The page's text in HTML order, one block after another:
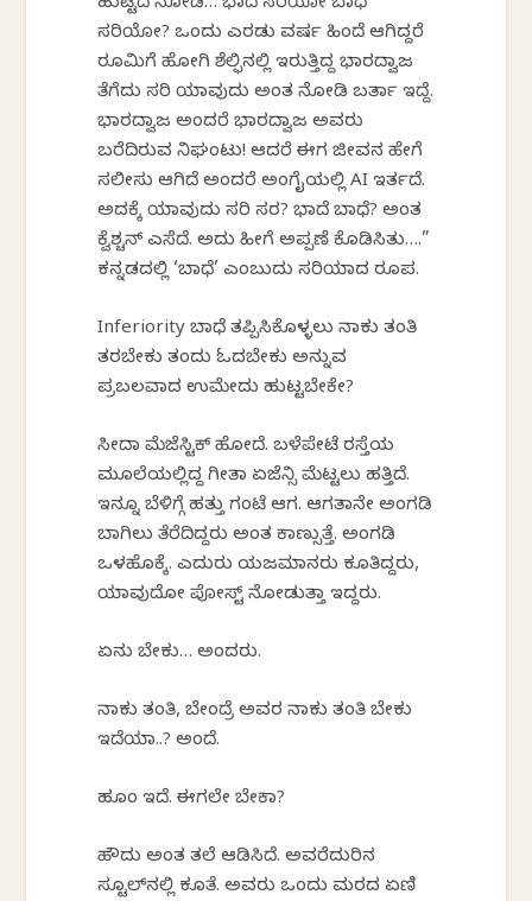
ಸರಿಯೋ? ಒಂದು ಎರಡು ವರ್ಷ ಹಿಂದೆ ಆಗಿದ್ದರೆ
ರೂಮಿಗೆ ಹೋಗಿ ಶೆಲ್ಫಿನಲ್ಲಿ ಇರುತ್ತಿದ್ದ ಭಾರದ್ವಾಜ
ತೆಗೆದು ಸರಿ ಯಾವುದು ಅಂತ ನೋಡಿ ಬರ್ತಾ ಇದ್ದೆ.
ಭಾರದ್ವಾಜ ಅಂದರೆ ಭಾರದ್ವಾಜ ಅವರು
ಬರೆದಿರುವ ನಿಘಂಟು! ಆದರೆ ಈಗ ಜೀವನ ಹೇಗೆ
ಸಲೀಸು ಆಗಿದೆ ಅಂದರೆ ಅಂಗೈಯಲ್ಲಿ AI ಇರ್ತದೆ.
ಅದಕ್ಕೆ ಯಾವುದು ಸರಿ ಸರ? ಭಾದೆ ಬಾಧೆ? ಅಂತ
ಕ್ವೆಶ್ಚನ್ ಎಸೆದೆ. ಅದು ಹೀಗೆ ಅಪ್ಪಣೆ ಕೊಡಿಸಿತು….”
ಕನ್ನಡದಲ್ಲಿ ‘ಬಾಧೆ’ ಎಂಬುದು ಸರಿಯಾದ ರೂಪ.
Inferiority ಬಾಧೆ ತಪ್ಪಿಸಿಕೊಳ್ಳಲು ನಾಕು ತಂತಿ
ತರಬೇಕು ತಂದು ಓದಬೇಕು ಅನ್ನುವ
ಪ್ರಬಲವಾದ ಉಮೇದು ಹುಟ್ಟಬೇಕೇ?
ಸೀದಾ ಮೆಜೆಸ್ಟಿಕ್ ಹೋದೆ. ಬಳೆಪೇಟೆ ರಸ್ತೆಯ
ಮೂಲೆಯಲ್ಲಿದ್ದ ಗೀತಾ ಏಜೆನ್ಸಿ ಮೆಟ್ಟಲು ಹತ್ತಿದೆ.
ಇನ್ನೂ ಬೆಳಿಗ್ಗೆ ಹತ್ತು ಗಂಟೆ ಆಗ. ಆಗತಾನೇ ಅಂಗಡಿ
ಬಾಗಿಲು ತೆರೆದಿದ್ದರು ಅಂತ ಕಾಣ್ಸುತ್ತೆ. ಅಂಗಡಿ
ಒಳಹೊಕ್ಕೆ. ಎದುರು ಯಜಮಾನರು ಕೂತಿದ್ದರು,
ಯಾವುದೋ ಪೋಸ್ಟ್ ನೋಡುತ್ತಾ ಇದ್ದರು.
ಏನು ಬೇಕು… ಅಂದರು.
ನಾಕು ತಂತಿ, ಬೇಂದ್ರೆ ಅವರ ನಾಕು ತಂತಿ ಬೇಕು
ಇದೆಯಾ..? ಅಂದೆ.
ಹೂಂ ಇದೆ. ಈಗಲೇ ಬೇಕಾ?
ಹೌದು ಅಂತ ತಲೆ ಆಡಿಸಿದೆ. ಅವರೆದುರಿನ
ಸ್ಟೂಲ್‌ನಲ್ಲಿ ಕೂತೆ. ಅವರು ಒಂದು ಮರದ ಏಣಿ